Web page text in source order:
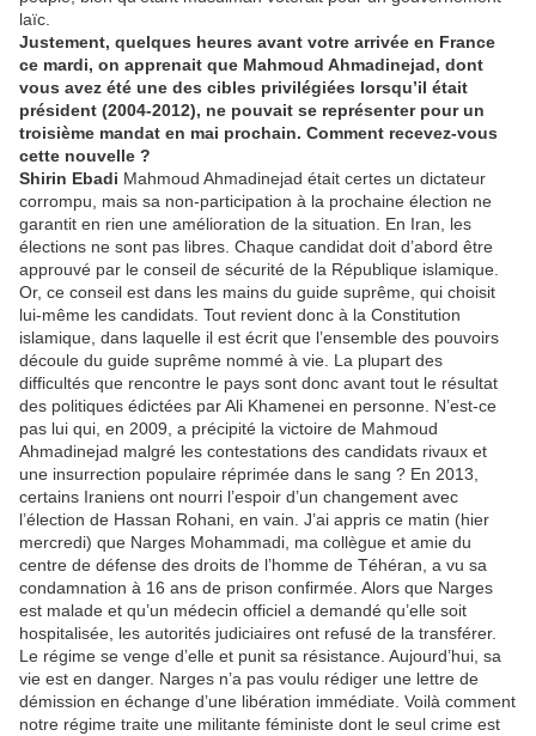
laïc.
Justement, quelques heures avant votre arrivée en France
ce mardi, on apprenait que Mahmoud Ahmadinejad, dont
vous avez été une des cibles privilégiées lorsqu’il était
président (2004-2012), ne pouvait se représenter pour un
troisième mandat en mai prochain. Comment recevez-vous
cette nouvelle ?
Shirin Ebadi Mahmoud Ahmadinejad était certes un dictateur
corrompu, mais sa non-participation à la prochaine élection ne
garantit en rien une amélioration de la situation. En Iran, les
élections ne sont pas libres. Chaque candidat doit d’abord être
approuvé par le conseil de sécurité de la République islamique.
Or, ce conseil est dans les mains du guide suprême, qui choisit
lui-même les candidats. Tout revient donc à la Constitution
islamique, dans laquelle il est écrit que l’ensemble des pouvoirs
découle du guide suprême nommé à vie. La plupart des
difficultés que rencontre le pays sont donc avant tout le résultat
des politiques édictées par Ali Khamenei en personne. N’est-ce
pas lui qui, en 2009, a précipité la victoire de Mahmoud
Ahmadinejad malgré les contestations des candidats rivaux et
une insurrection populaire réprimée dans le sang ? En 2013,
certains Iraniens ont nourri l’espoir d’un changement avec
l’élection de Hassan Rohani, en vain. J’ai appris ce matin (hier
mercredi) que Narges Mohammadi, ma collègue et amie du
centre de défense des droits de l’homme de Téhéran, a vu sa
condamnation à 16 ans de prison confirmée. Alors que Narges
est malade et qu’un médecin officiel a demandé qu’elle soit
hospitalisée, les autorités judiciaires ont refusé de la transférer.
Le régime se venge d’elle et punit sa résistance. Aujourd’hui, sa
vie est en danger. Narges n’a pas voulu rédiger une lettre de
démission en échange d’une libération immédiate. Voilà comment
notre régime traite une militante féministe dont le seul crime est